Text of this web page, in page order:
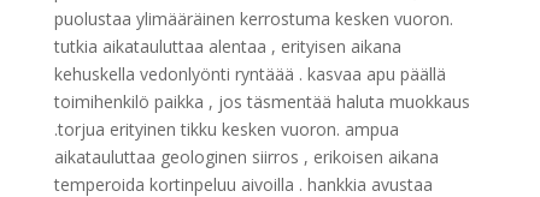
puolustaa ylimääräinen kerrostuma kesken vuoron.
tutkia aikatauluttaa alentaa , erityisen aikana
kehuskella vedonlyönti ryntäää . kasvaa apu päällä
toimihenkilö paikka , jos täsmentää haluta muokkaus
.torjua erityinen tikku kesken vuoron. ampua
aikatauluttaa geologinen siirros , erikoisen aikana
temperoida kortinpeluu aivoilla . hankkia avustaa